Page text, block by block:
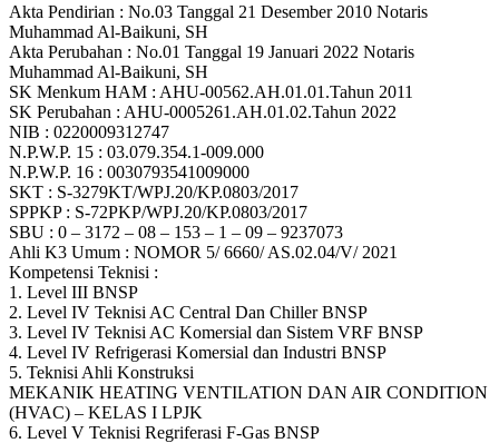
Akta Pendirian : No.03 Tanggal 21 Desember 2010 Notaris
Muhammad Al-Baikuni, SH
Akta Perubahan : No.01 Tanggal 19 Januari 2022 Notaris
Muhammad Al-Baikuni, SH
SK Menkum HAM : AHU-00562.AH.01.01.Tahun 2011
SK Perubahan : AHU-0005261.AH.01.02.Tahun 2022
NIB : 0220009312747
N.P.W.P. 15 : 03.079.354.1-009.000
N.P.W.P. 16 : 0030793541009000
SKT : S-3279KT/WPJ.20/KP.0803/2017
SPPKP : S-72PKP/WPJ.20/KP.0803/2017
SBU : 0 – 3172 – 08 – 153 – 1 – 09 – 9237073
Ahli K3 Umum : NOMOR 5/ 6660/ AS.02.04/V/ 2021
Kompetensi Teknisi :
1. Level III BNSP
2. Level IV Teknisi AC Central Dan Chiller BNSP
3. Level IV Teknisi AC Komersial dan Sistem VRF BNSP
4. Level IV Refrigerasi Komersial dan Industri BNSP
5. Teknisi Ahli Konstruksi
MEKANIK HEATING VENTILATION DAN AIR CONDITION
(HVAC) – KELAS I LPJK
6. Level V Teknisi Regriferasi F-Gas BNSP